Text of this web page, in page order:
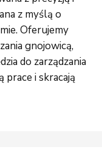
z myślą o
Oferujemy
gnojowicą,
do zarządzania
i skracają